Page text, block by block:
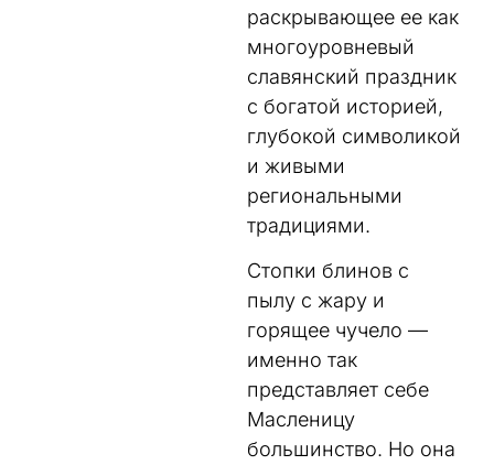
раскрывающее ее как
многоуровневый
славянский праздник
с богатой историей,
глубокой символикой
и живыми
региональными
традициями.
Стопки блинов с
пылу с жару и
горящее чучело —
именно так
представляет себе
Масленицу
большинство. Но она